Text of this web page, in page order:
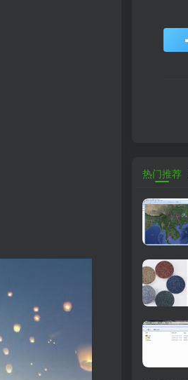
热门推荐